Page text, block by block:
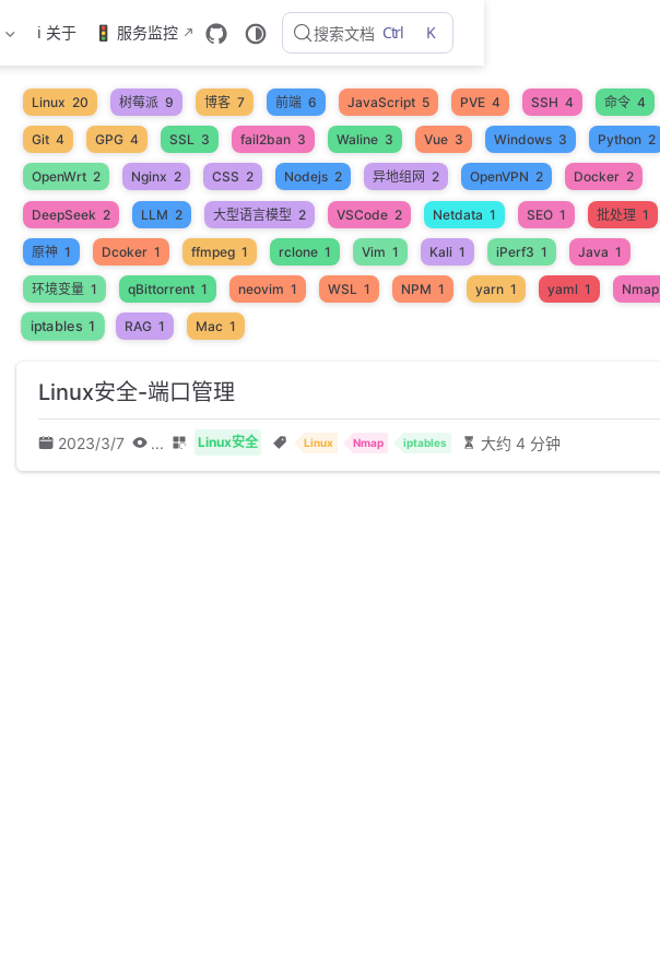
ℹ️ 关于 🚦 服务监控 搜索文档 Ctrl K
Linux 20 树莓派 9 博客 7 前端 6 JavaScript 5 PVE 4 SSH 4 命令 4
Git 4 GPG 4 SSL 3 fail2ban 3 Waline 3 Vue 3 Windows 3 Python 2
OpenWrt 2 Nginx 2 CSS 2 Nodejs 2 异地组网 2 OpenVPN 2 Docker 2
DeepSeek 2 LLM 2 大型语言模型 2 VSCode 2 Netdata 1 SEO 1 批处理 1
原神 1 Dcoker 1 ffmpeg 1 rclone 1 Vim 1 Kali 1 iPerf3 1 Java 1
环境变量 1 qBittorrent 1 neovim 1 WSL 1 NPM 1 yarn 1 yaml 1 Nmap
iptables 1 RAG 1 Mac 1
Linux安全-端口管理
2023/3/7 ... Linux安全 Linux Nmap iptables 大约 4 分钟